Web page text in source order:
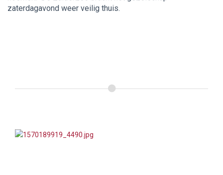
zaterdagavond weer veilig thuis.